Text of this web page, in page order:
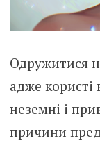
Одружитися
адже користі
неземні і
причини